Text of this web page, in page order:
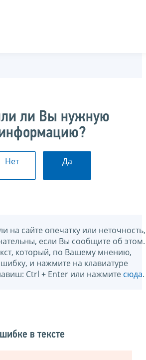
ли Вы нужную
Нет Да
на сайте опечатку или неточность,
если Вы сообщите об этом.
который, по Вашему мнению,
и нажмите на клавиатуре
Ctrl + Enter или нажмите сюда.
в тексте